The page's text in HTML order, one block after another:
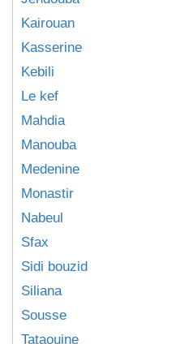
Kairouan
Kasserine
Kebili
Le kef
Mahdia
Manouba
Medenine
Monastir
Nabeul
Sfax
Sidi bouzid
Siliana
Sousse
Tataouine